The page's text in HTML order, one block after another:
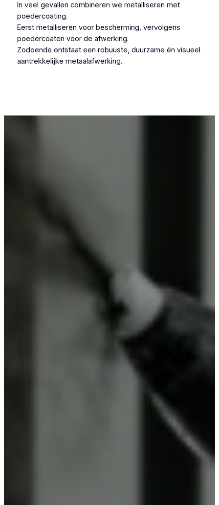
In veel gevallen combineren we metalliseren met
poedercoating.
Eerst metalliseren voor bescherming, vervolgens
poedercoaten voor de afwerking.
Zodoende ontstaat een robuuste, duurzame én visueel
aantrekkelijke metaalafwerking.